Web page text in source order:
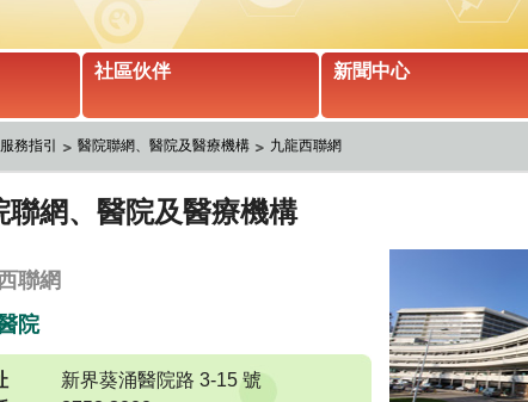
社區伙伴 新聞中心
服務指引 醫院聯網、醫院及醫療機構 九龍西聯網